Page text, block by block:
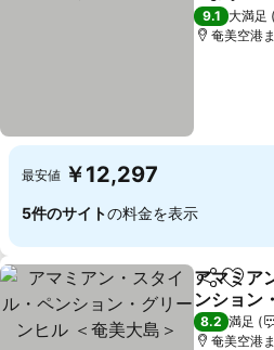
9.1 大満足
奄美空港
最安値 ￥12,297
5件のサイトの料金を表示
シェアお気
アマミア
ンション
奄美大島
8.2 満足
奄美空港